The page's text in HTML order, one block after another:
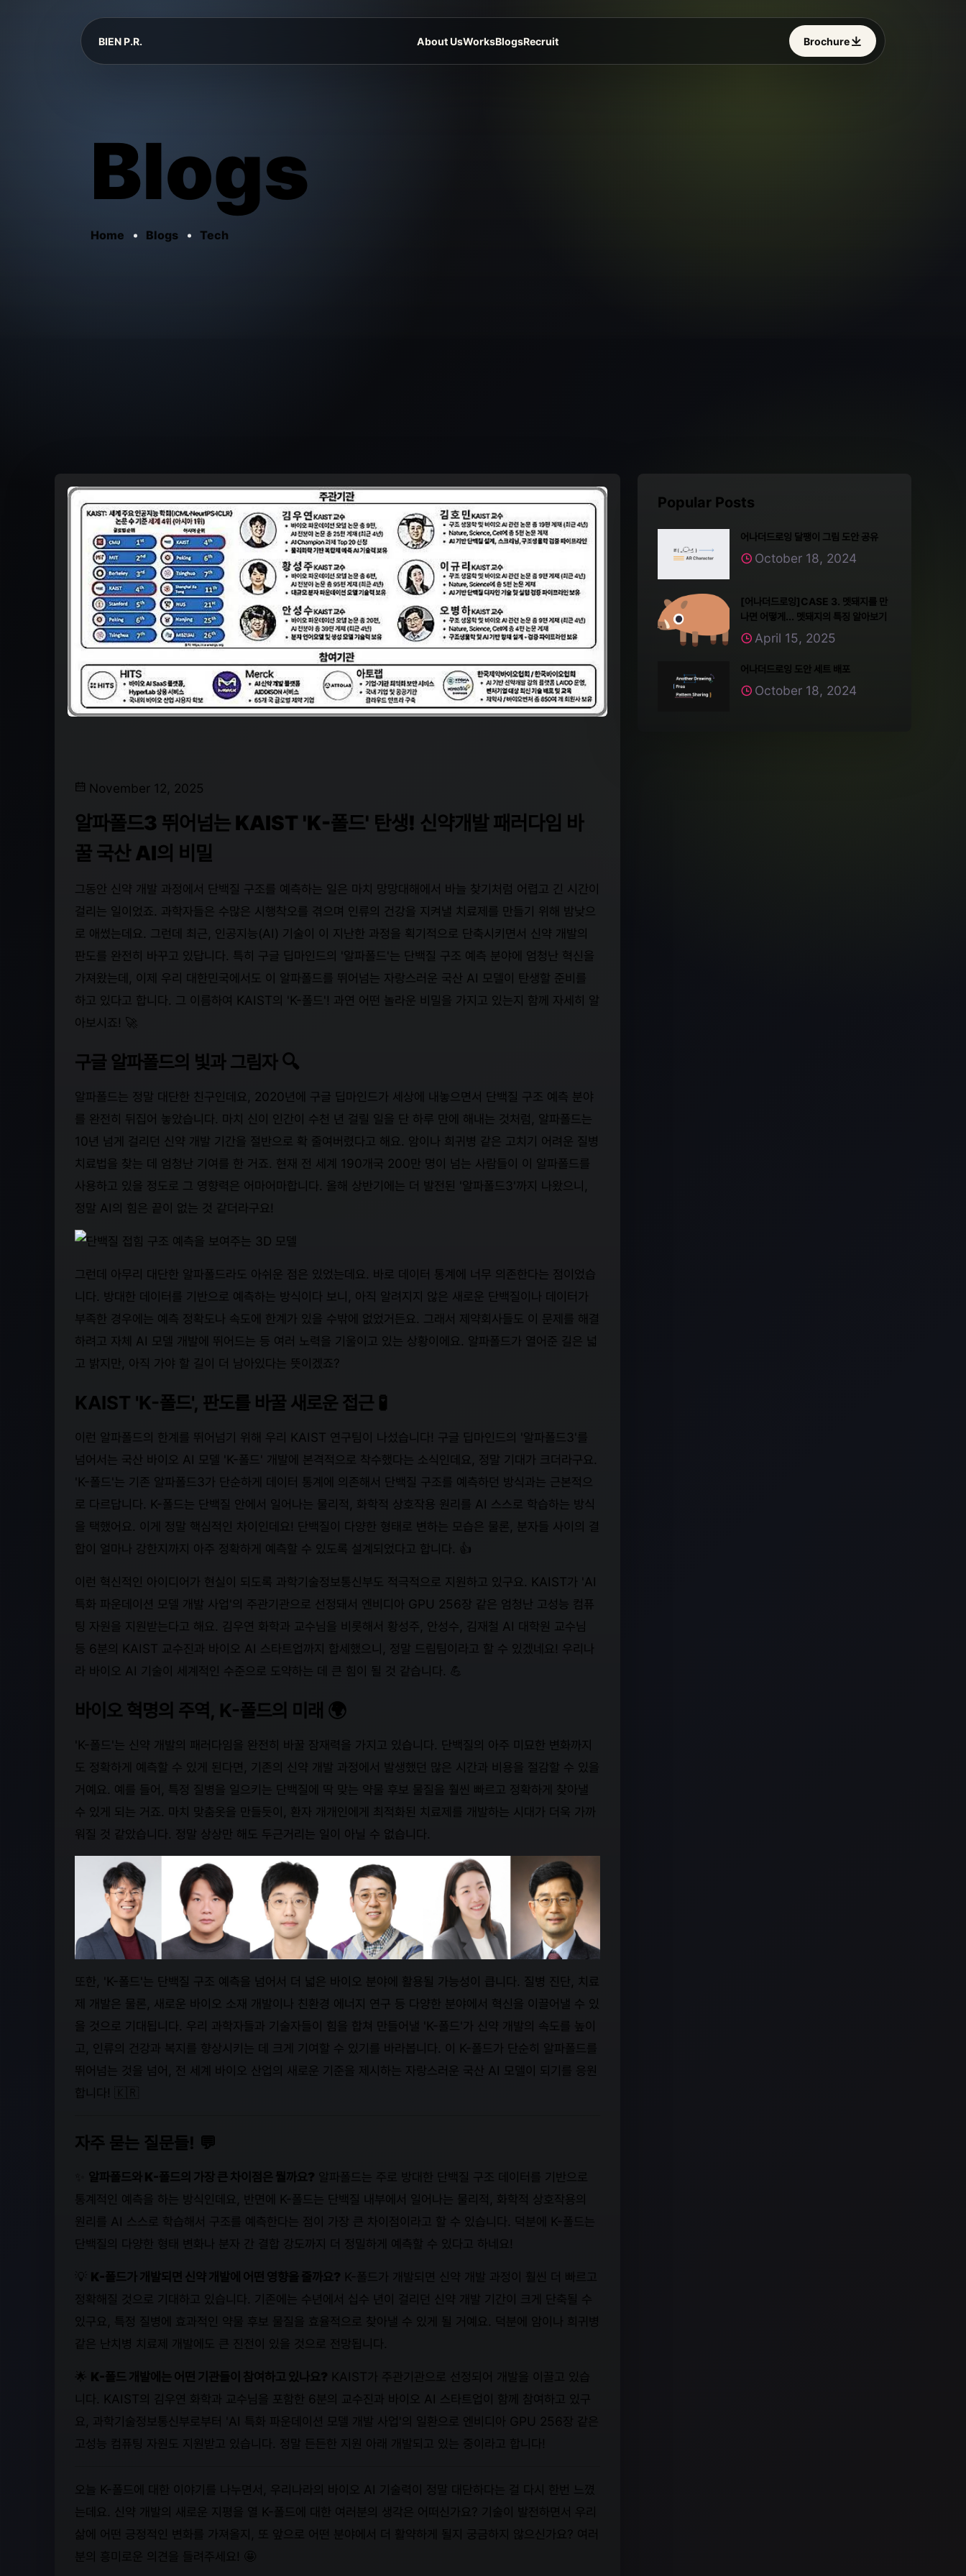
BIEN P.R. About UsWorksBlogsRecruit Brochure
Blogs
Home Blogs Tech
November 12, 2025
알파폴드3 뛰어넘는 KAIST 'K-폴드' 탄생! 신약개발 패러다임 바
꿀 국산 AI의 비밀
그동안 신약 개발 과정에서 단백질 구조를 예측하는 일은 마치 망망대해에서 바늘 찾기처럼 어렵고 긴 시간이
걸리는 일이었죠. 과학자들은 수많은 시행착오를 겪으며 인류의 건강을 지켜낼 치료제를 만들기 위해 밤낮으
로 애썼는데요. 그런데 최근, 인공지능(AI) 기술이 이 지난한 과정을 획기적으로 단축시키면서 신약 개발의
판도를 완전히 바꾸고 있답니다. 특히 구글 딥마인드의 '알파폴드'는 단백질 구조 예측 분야에 엄청난 혁신을
가져왔는데, 이제 우리 대한민국에서도 이 알파폴드를 뛰어넘는 자랑스러운 국산 AI 모델이 탄생할 준비를
하고 있다고 합니다. 그 이름하여 KAIST의 'K-폴드'! 과연 어떤 놀라운 비밀을 가지고 있는지 함께 자세히 알
아보시죠! 🚀
구글 알파폴드의 빛과 그림자 🔍
알파폴드는 정말 대단한 친구인데요, 2020년에 구글 딥마인드가 세상에 내놓으면서 단백질 구조 예측 분야
를 완전히 뒤집어 놓았습니다. 마치 신이 인간이 수천 년 걸릴 일을 단 하루 만에 해내는 것처럼, 알파폴드는
10년 넘게 걸리던 신약 개발 기간을 절반으로 확 줄여버렸다고 해요. 암이나 희귀병 같은 고치기 어려운 질병
치료법을 찾는 데 엄청난 기여를 한 거죠. 현재 전 세계 190개국 200만 명이 넘는 사람들이 이 알파폴드를
사용하고 있을 정도로 그 영향력은 어마어마합니다. 올해 상반기에는 더 발전된 '알파폴드3'까지 나왔으니,
정말 AI의 힘은 끝이 없는 것 같더라구요!
그런데 아무리 대단한 알파폴드라도 아쉬운 점은 있었는데요. 바로 데이터 통계에 너무 의존한다는 점이었습
니다. 방대한 데이터를 기반으로 예측하는 방식이다 보니, 아직 알려지지 않은 새로운 단백질이나 데이터가
부족한 경우에는 예측 정확도나 속도에 한계가 있을 수밖에 없었거든요. 그래서 제약회사들도 이 문제를 해결
하려고 자체 AI 모델 개발에 뛰어드는 등 여러 노력을 기울이고 있는 상황이에요. 알파폴드가 열어준 길은 넓
고 밝지만, 아직 가야 할 길이 더 남아있다는 뜻이겠죠?
KAIST 'K-폴드', 판도를 바꿀 새로운 접근 🧪
이런 알파폴드의 한계를 뛰어넘기 위해 우리 KAIST 연구팀이 나섰습니다! 구글 딥마인드의 '알파폴드3'를
넘어서는 국산 바이오 AI 모델 'K-폴드' 개발에 본격적으로 착수했다는 소식인데요, 정말 기대가 크더라구요.
'K-폴드'는 기존 알파폴드3가 단순하게 데이터 통계에 의존해서 단백질 구조를 예측하던 방식과는 근본적으
로 다르답니다. K-폴드는 단백질 안에서 일어나는 물리적, 화학적 상호작용 원리를 AI 스스로 학습하는 방식
을 택했어요. 이게 정말 핵심적인 차이인데요! 단백질이 다양한 형태로 변하는 모습은 물론, 분자들 사이의 결
합이 얼마나 강한지까지 아주 정확하게 예측할 수 있도록 설계되었다고 합니다. 👍
이런 혁신적인 아이디어가 현실이 되도록 과학기술정보통신부도 적극적으로 지원하고 있구요. KAIST가 'AI
특화 파운데이션 모델 개발 사업'의 주관기관으로 선정돼서 엔비디아 GPU 256장 같은 엄청난 고성능 컴퓨
팅 자원을 지원받는다고 해요. 김우연 화학과 교수님을 비롯해서 황성주, 안성수, 김재철 AI 대학원 교수님
등 6분의 KAIST 교수진과 바이오 AI 스타트업까지 합세했으니, 정말 드림팀이라고 할 수 있겠네요! 우리나
라 바이오 AI 기술이 세계적인 수준으로 도약하는 데 큰 힘이 될 것 같습니다. 💪
바이오 혁명의 주역, K-폴드의 미래 🌍
'K-폴드'는 신약 개발의 패러다임을 완전히 바꿀 잠재력을 가지고 있습니다. 단백질의 아주 미묘한 변화까지
도 정확하게 예측할 수 있게 된다면, 기존의 신약 개발 과정에서 발생했던 많은 시간과 비용을 절감할 수 있을
거예요. 예를 들어, 특정 질병을 일으키는 단백질에 딱 맞는 약물 후보 물질을 훨씬 빠르고 정확하게 찾아낼
수 있게 되는 거죠. 마치 맞춤옷을 만들듯이, 환자 개개인에게 최적화된 치료제를 개발하는 시대가 더욱 가까
워질 것 같았습니다. 정말 상상만 해도 두근거리는 일이 아닐 수 없습니다.
또한, 'K-폴드'는 단백질 구조 예측을 넘어서 더 넓은 바이오 분야에 활용될 가능성이 큽니다. 질병 진단, 치료
제 개발은 물론, 새로운 바이오 소재 개발이나 친환경 에너지 연구 등 다양한 분야에서 혁신을 이끌어낼 수 있
을 것으로 기대됩니다. 우리 과학자들과 기술자들이 힘을 합쳐 만들어낼 'K-폴드'가 신약 개발의 속도를 높이
고, 인류의 건강과 복지를 향상시키는 데 크게 기여할 수 있기를 바라봅니다. 이 K-폴드가 단순히 알파폴드를
뛰어넘는 것을 넘어, 전 세계 바이오 산업의 새로운 기준을 제시하는 자랑스러운 국산 AI 모델이 되기를 응원
합니다! 🇰🇷
자주 묻는 질문들! 💬
알파폴드와 K-폴드의 가장 큰 차이점은 뭘까요? 알파폴드는 주로 방대한 단백질 구조 데이터를 기반으로
통계적인 예측을 하는 방식인데요, 반면에 K-폴드는 단백질 내부에서 일어나는 물리적, 화학적 상호작용의
원리를 AI 스스로 학습해서 구조를 예측한다는 점이 가장 큰 차이점이라고 할 수 있습니다. 덕분에 K-폴드는
단백질의 다양한 형태 변화나 분자 간 결합 강도까지 더 정밀하게 예측할 수 있다고 하네요!
💡 K-폴드가 개발되면 신약 개발에 어떤 영향을 줄까요? K-폴드가 개발되면 신약 개발 과정이 훨씬 더 빠르고
정확해질 것으로 기대하고 있습니다. 기존에는 수년에서 십수 년이 걸리던 신약 개발 기간이 크게 단축될 수
있구요, 특정 질병에 효과적인 약물 후보 물질을 효율적으로 찾아낼 수 있게 될 거예요. 덕분에 암이나 희귀병
같은 난치병 치료제 개발에도 큰 진전이 있을 것으로 전망됩니다.
🌟 K-폴드 개발에는 어떤 기관들이 참여하고 있나요? KAIST가 주관기관으로 선정되어 개발을 이끌고 있습
니다. KAIST의 김우연 화학과 교수님을 포함한 6분의 교수진과 바이오 AI 스타트업이 함께 참여하고 있구
요, 과학기술정보통신부로부터 'AI 특화 파운데이션 모델 개발 사업'의 일환으로 엔비디아 GPU 256장 같은
고성능 컴퓨팅 자원도 지원받고 있습니다. 정말 든든한 지원 아래 개발되고 있는 중이라고 합니다!
오늘 K-폴드에 대한 이야기를 나누면서, 우리나라의 바이오 AI 기술력이 정말 대단하다는 걸 다시 한번 느꼈
는데요. 신약 개발의 새로운 지평을 열 K-폴드에 대한 여러분의 생각은 어떠신가요? 기술이 발전하면서 우리
삶에 어떤 긍정적인 변화를 가져올지, 또 앞으로 어떤 분야에서 더 활약하게 될지 궁금하지 않으신가요? 여러
분의 흥미로운 의견을 들려주세요! 🤩
Popular Posts
어나더드로잉 달팽이 그림 도안 공유
October 18, 2024
[어나더드로잉]CASE 3. 멧돼지를 만
나면 어떻게... 멧돼지의 특징 알아보기
April 15, 2025
어나더드로잉 도안 세트 배포
October 18, 2024